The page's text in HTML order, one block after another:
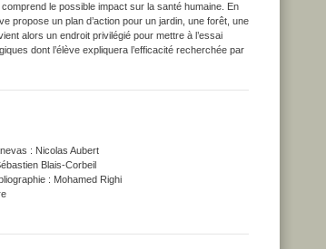
le possible impact sur la santé humaine. En
propose un plan d’action pour un jardin, une forêt, une
alors un endroit privilégié pour mettre à l’essai
dont l’élève expliquera l’efficacité recherchée par
: Nicolas Aubert
Blais-Corbeil
: Mohamed Righi